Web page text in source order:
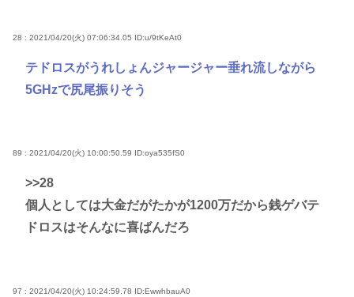
28 : 2021/04/20(火) 07:06:34.05 ID:u/9tKeAt0
テドロスがうれしょんジャージャー垂れ流しながら
5GHzで尻尾振りそう
89 : 2021/04/20(火) 10:00:50.59 ID:oya535fS0
>>28
個人としては大金だがたかが1200万だから銭ゲバテ
ドロスはそんなに喜ばんだろ
97 : 2021/04/20(火) 10:24:59.78 ID:EwwhbauA0